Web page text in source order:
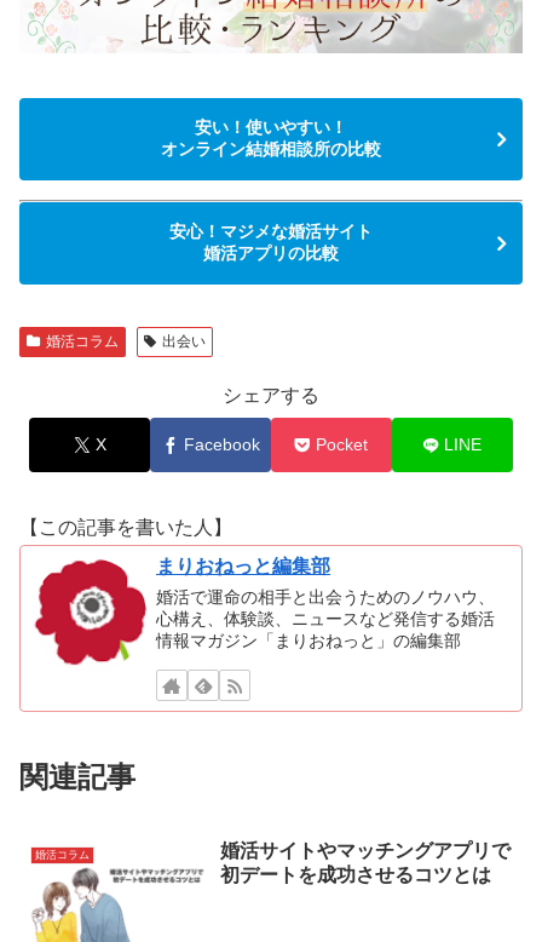
安い！使いやすい！
オンライン結婚相談所の比較
安心！マジメな婚活サイト
婚活アプリの比較
婚活コラム 出会い
シェアする
X Facebook Pocket LINE
【この記事を書いた人】
まりおねっと編集部
婚活で運命の相手と出会うためのノウハウ、
心構え、体験談、ニュースなど発信する婚活
情報マガジン「まりおねっと」の編集部
関連記事
婚活コラム
婚活サイトやマッチングアプリで
初デートを成功させるコツとは